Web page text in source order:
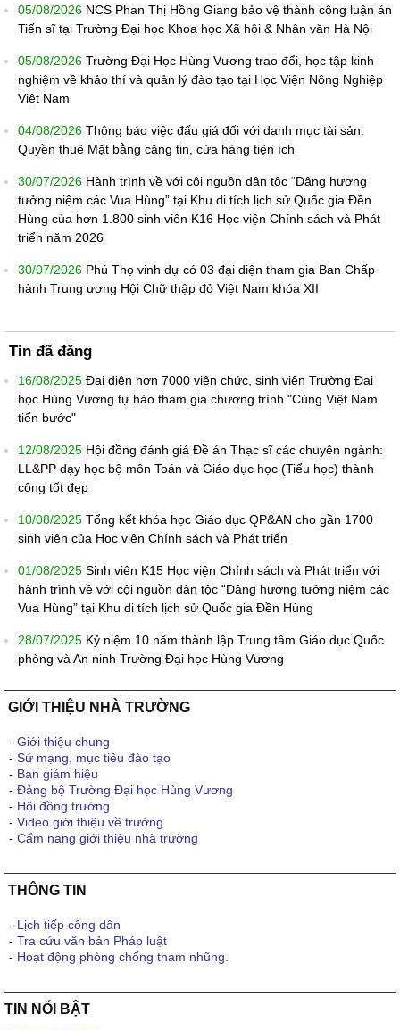
05/08/2026 NCS Phan Thị Hồng Giang bảo vệ thành công luận án
Tiến sĩ tại Trường Đại học Khoa học Xã hội & Nhân văn Hà Nội
05/08/2026 Trường Đại Học Hùng Vương trao đổi, học tập kinh
nghiệm về khảo thí và quản lý đào tạo tại Học Viện Nông Nghiệp
Việt Nam
04/08/2026 Thông báo việc đấu giá đối với danh mục tài sản:
Quyền thuê Mặt bằng căng tin, cửa hàng tiện ích
30/07/2026 Hành trình về với cội nguồn dân tộc “Dâng hương
tưởng niệm các Vua Hùng” tại Khu di tích lịch sử Quốc gia Đền
Hùng của hơn 1.800 sinh viên K16 Học viện Chính sách và Phát
triển năm 2026
30/07/2026 Phú Thọ vinh dự có 03 đại diện tham gia Ban Chấp
hành Trung ương Hội Chữ thập đỏ Việt Nam khóa XII
Tin đã đăng
16/08/2025 Đại diện hơn 7000 viên chức, sinh viên Trường Đại
học Hùng Vương tự hào tham gia chương trình "Cùng Việt Nam
tiến bước"
12/08/2025 Hội đồng đánh giá Đề án Thạc sĩ các chuyên ngành:
LL&PP dạy học bộ môn Toán và Giáo dục học (Tiểu học) thành
công tốt đẹp
10/08/2025 Tổng kết khóa học Giáo dục QP&AN cho gần 1700
sinh viên của Học viện Chính sách và Phát triển
01/08/2025 Sinh viên K15 Học viện Chính sách và Phát triển với
hành trình về với cội nguồn dân tộc “Dâng hương tưởng niệm các
Vua Hùng” tại Khu di tích lịch sử Quốc gia Đền Hùng
28/07/2025 Kỷ niệm 10 năm thành lập Trung tâm Giáo dục Quốc
phòng và An ninh Trường Đại học Hùng Vương
GIỚI THIỆU NHÀ TRƯỜNG
- Giới thiệu chung
- Sứ mạng, mục tiêu đào tạo
- Ban giám hiệu
- Đảng bộ Trường Đại học Hùng Vương
- Hội đồng trường
- Video giới thiệu về trường
- Cẩm nang giới thiệu nhà trường
THÔNG TIN
- Lịch tiếp công dân
- Tra cứu văn bản Pháp luật
- Hoạt động phòng chống tham nhũng.
TIN NỔI BẬT